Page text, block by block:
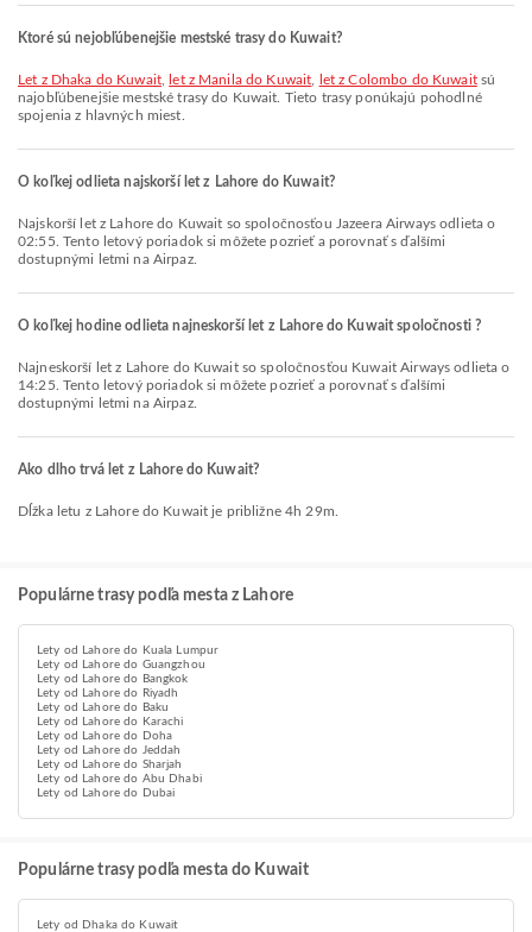
Ktoré sú nejobľúbenejšie mestské trasy do Kuwait?
let z Dhaka do Kuwait, let z Manila do Kuwait let z Colombo do Kuwaitsú
najobľúbenejšie mestské trasy do Kuwait. Tieto trasy ponúkajú pohodlné
spojenia z hlavných miest.
O koľkej odlieta najskorší let z Lahore do Kuwait?
Najskorší let z Lahore do Kuwait so spoločnosťou Jazeera Airways odlieta o
02:55. Tento letový poriadok si môžete pozrieť a porovnať s ďalšími
dostupnými letmi na Airpaz.
O koľkej hodine odlieta najneskorší let z Lahore do Kuwait spoločnosti ?
Najneskorší let z Lahore do Kuwait so spoločnosťou Kuwait Airways odlieta o
14:25. Tento letový poriadok si môžete pozrieť a porovnať s ďalšími
dostupnými letmi na Airpaz.
Ako dlho trvá let z Lahore do Kuwait?
Dĺžka letu z Lahore do Kuwait je približne 4h 29m.
Populárne trasy podľa mesta z Lahore
Lety od Lahore do Kuala Lumpur
Lety od Lahore do Guangzhou
Lety od Lahore do Bangkok
Lety od Lahore do Riyadh
Lety od Lahore do Baku
Lety od Lahore do Karachi
Lety od Lahore do Doha
Lety od Lahore do Jeddah
Lety od Lahore do Sharjah
Lety od Lahore do Abu Dhabi
Lety od Lahore do Dubai
Populárne trasy podľa mesta do Kuwait
Lety od Dhaka do Kuwait